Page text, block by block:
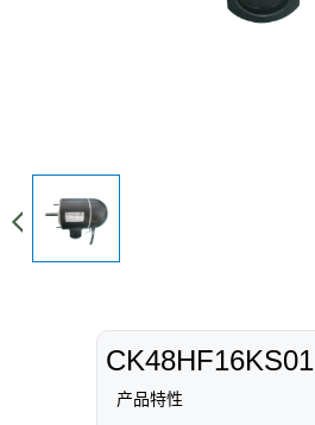
CK48HF16KS01
产品特性